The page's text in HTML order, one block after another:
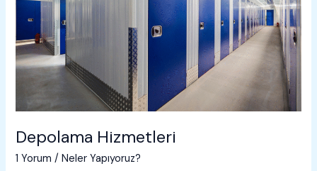
Depolama Hizmetleri
1 Yorum /Neler Yapıyoruz?